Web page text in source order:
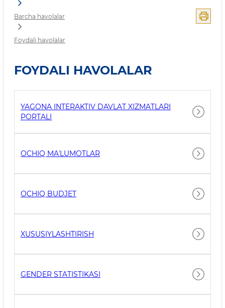
Barcha havolalar
Foydali havolalar
FOYDALI HAVOLALAR
YAGONA INTERAKTIV DAVLAT XIZMATLARI
PORTALI
OCHIQ MAʼLUMOTLAR
OCHIQ BUDJET
XUSUSIYLASHTIRISH
GENDER STATISTIKASI